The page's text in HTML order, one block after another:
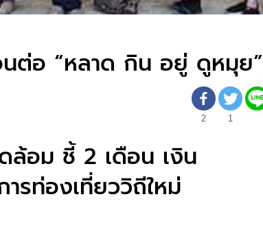
นต่อ “หลาด กิน อยู่ ดูหมุย”
2
1
อม ชี้ 2 เดือน เงิน
รท่องเที่ยววิถีใหม่